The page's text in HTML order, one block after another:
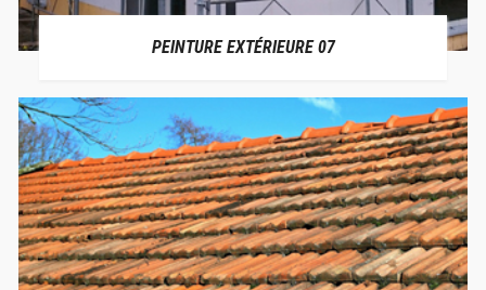
PEINTURE EXTÉRIEURE 07